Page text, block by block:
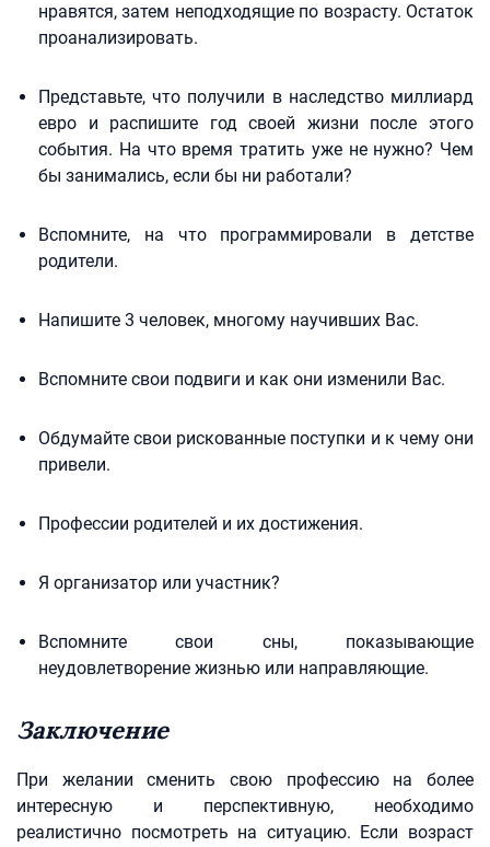
нравятся, затем неподходящие по возрасту. Остаток
проанализировать.
Представьте, что получили в наследство миллиард
евро и распишите год своей жизни после этого
события. На что время тратить уже не нужно? Чем
бы занимались, если бы ни работали?
Вспомните, на что программировали в детстве
родители.
Напишите 3 человек, многому научивших Вас.
Вспомните свои подвиги и как они изменили Вас.
Обдумайте свои рискованные поступки и к чему они
привели.
Профессии родителей и их достижения.
Я организатор или участник?
Вспомните свои сны, показывающие
неудовлетворение жизнью или направляющие.
Заключение
При желании сменить свою профессию на более
интересную и перспективную, необходимо
реалистично посмотреть на ситуацию. Если возраст